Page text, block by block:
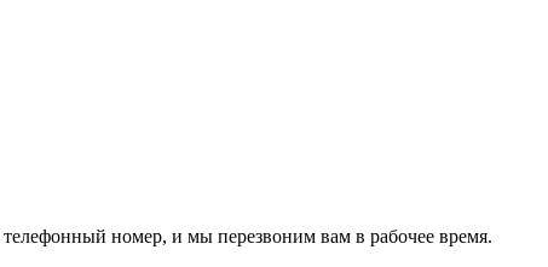
телефонный номер, и мы перезвоним вам в рабочее время.